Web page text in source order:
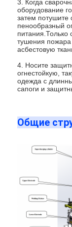
Поговорите
baidu
машина для
Сварочный
ручной
Одиночный
Сварочный
3. Когда
оборудование
затем потушите
пенообразный
питания.Только
тушения пожара
асбестовую
4. Носите
огнестойкую,
одежда с
сапоги и
Общие